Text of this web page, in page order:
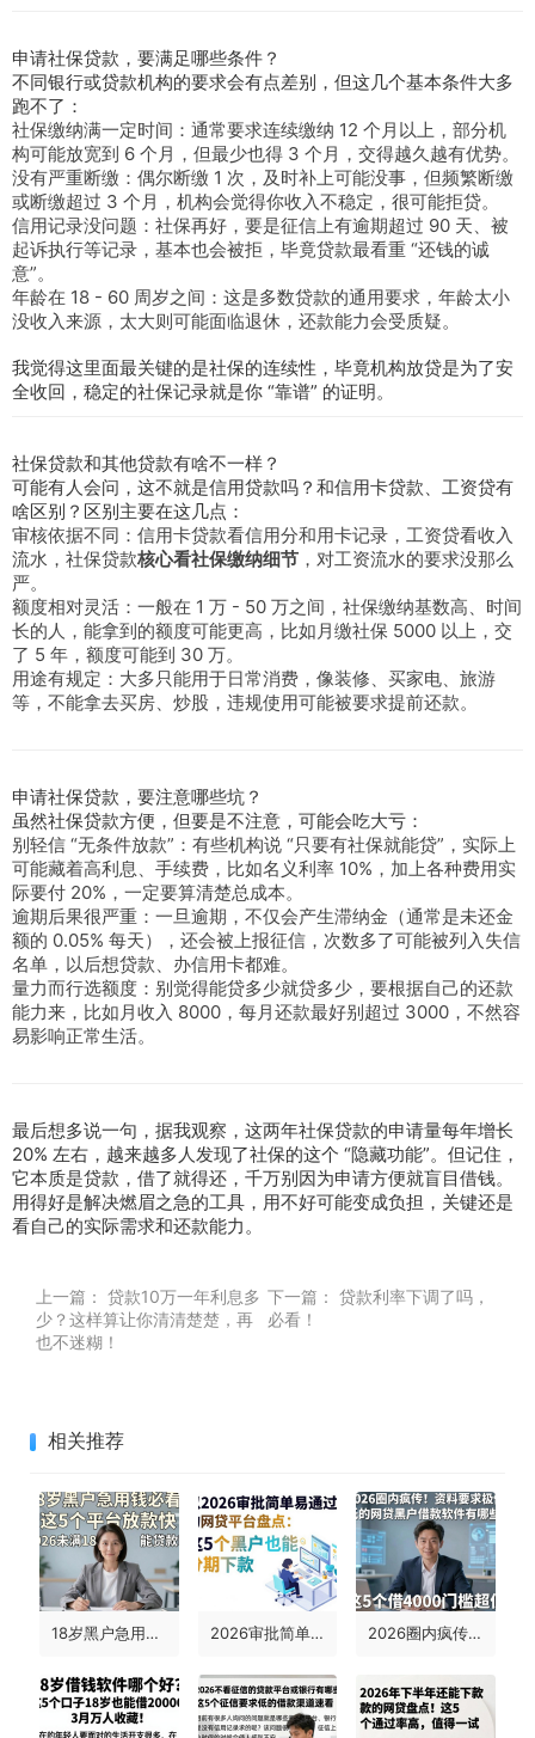
申请社保贷款，要满足哪些条件？
不同银行或贷款机构的要求会有点差别，但这几个基本条件大多
跑不了：
社保缴纳满一定时间：通常要求连续缴纳 12 个月以上，部分机
构可能放宽到 6 个月，但最少也得 3 个月，交得越久越有优势。
没有严重断缴：偶尔断缴 1 次，及时补上可能没事，但频繁断缴
或断缴超过 3 个月，机构会觉得你收入不稳定，很可能拒贷。
信用记录没问题：社保再好，要是征信上有逾期超过 90 天、被
起诉执行等记录，基本也会被拒，毕竟贷款最看重 “还钱的诚
意”。
年龄在 18 - 60 周岁之间：这是多数贷款的通用要求，年龄太小
没收入来源，太大则可能面临退休，还款能力会受质疑。
我觉得这里面最关键的是社保的连续性，毕竟机构放贷是为了安
全收回，稳定的社保记录就是你 “靠谱” 的证明。
社保贷款和其他贷款有啥不一样？
可能有人会问，这不就是信用贷款吗？和信用卡贷款、工资贷有
啥区别？区别主要在这几点：
审核依据不同：信用卡贷款看信用分和用卡记录，工资贷看收入
流水，社保贷款核心看社保缴纳细节 ，对工资流水的要求没那么
严。
额度相对灵活：一般在 1 万 - 50 万之间，社保缴纳基数高、时间
长的人，能拿到的额度可能更高，比如月缴社保 5000 以上，交
了 5 年，额度可能到 30 万。
用途有规定：大多只能用于日常消费，像装修、买家电、旅游
等，不能拿去买房、炒股，违规使用可能被要求提前还款。
申请社保贷款，要注意哪些坑？
虽然社保贷款方便，但要是不注意，可能会吃大亏：
别轻信 “无条件放款”：有些机构说 “只要有社保就能贷”，实际上
可能藏着高利息、手续费，比如名义利率 10%，加上各种费用实
际要付 20%，一定要算清楚总成本。
逾期后果很严重：一旦逾期，不仅会产生滞纳金（通常是未还金
额的 0.05% 每天），还会被上报征信，次数多了可能被列入失信
名单，以后想贷款、办信用卡都难。
量力而行选额度：别觉得能贷多少就贷多少，要根据自己的还款
能力来，比如月收入 8000，每月还款最好别超过 3000，不然容
易影响正常生活。
最后想多说一句，据我观察，这两年社保贷款的申请量每年增长
20% 左右，越来越多人发现了社保的这个 “隐藏功能”。但记住，
它本质是贷款，借了就得还，千万别因为申请方便就盲目借钱。
用得好是解决燃眉之急的工具，用不好可能变成负担，关键还是
看自己的实际需求和还款能力。
上一篇： 贷款10万一年利息多
少？这样算让你清清楚楚，再
也不迷糊！
下一篇： 贷款利率下调了吗，
必看！
相关推荐
18岁黑户急用钱必看！这5个平台放款快，2026未满18能贷款吗深度评测 2026审批简单易通过的网贷平台盘点：这5个黑户也能分期下款 2026圈内疯传！资料要求极低的网贷黑户借款软件有哪些？这5个借4000门槛超低